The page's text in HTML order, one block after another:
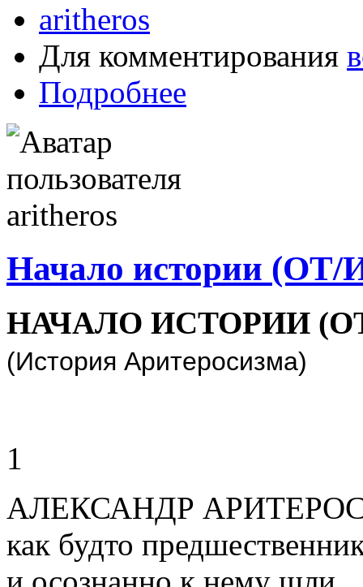
aritheros
Для комментирования
Подробнее
Начало истории (ОТ/
НАЧАЛО ИСТОРИИ
(История Аритеросизма)
1
АЛЕКСАНДР АРИТЕРОС
как будто